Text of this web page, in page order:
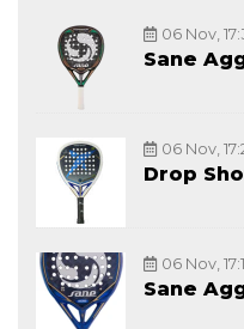
06 Nov,
Sane
06 Nov,
Drop
06 Nov,
Sane